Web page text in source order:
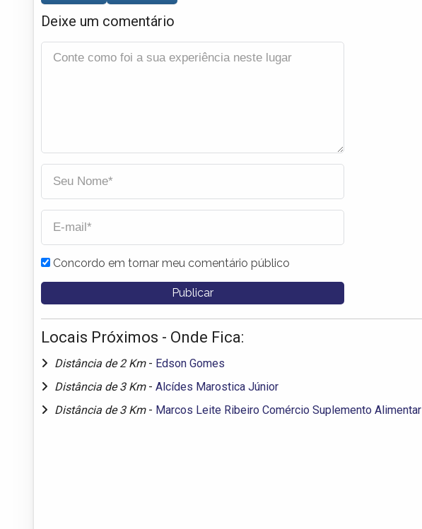
Deixe um comentário
Concordo em tornar meu comentário público
Locais Próximos - Onde Fica:
Distância de 2 Km - Edson Gomes
Distância de 3 Km - Alcídes Marostica Júnior
Distância de 3 Km - Marcos Leite Ribeiro Comércio Suplemento Alimentar